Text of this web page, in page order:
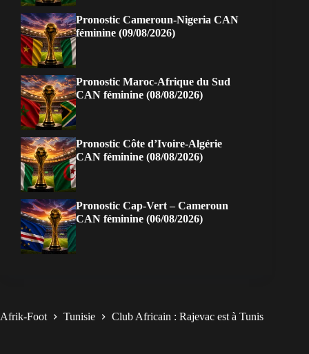
Pronostic Cameroun-Nigeria CAN
féminine (09/08/2026)
Pronostic Maroc-Afrique du Sud
CAN féminine (08/08/2026)
Pronostic Côte d’Ivoire-Algérie
CAN féminine (08/08/2026)
Pronostic Cap-Vert – Cameroun
CAN féminine (06/08/2026)
Afrik-Foot Tunisie Club Africain : Rajevac est à Tunis